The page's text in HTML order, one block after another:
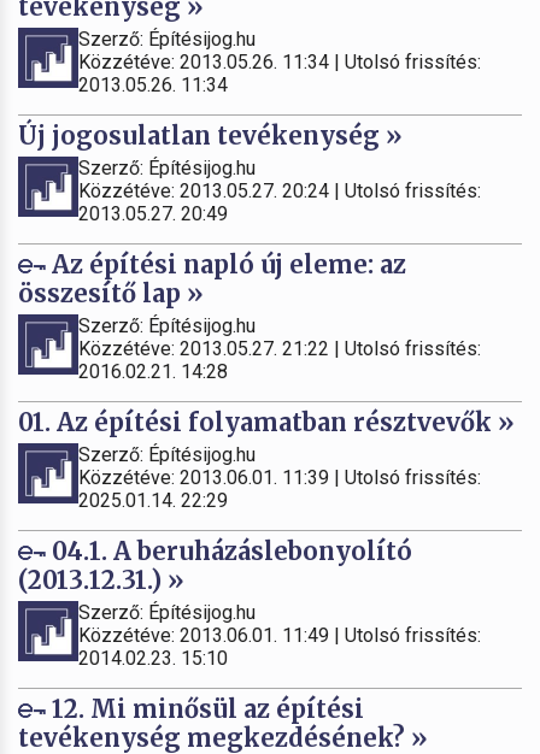
tevékenység »
Szerző: Építésijog.hu
Közzétéve: 2013.05.26. 11:34 | Utolsó frissítés:
2013.05.26. 11:34
Új jogosulatlan tevékenység »
Szerző: Építésijog.hu
Közzétéve: 2013.05.27. 20:24 | Utolsó frissítés:
2013.05.27. 20:49
Az építési napló új eleme: az
összesítő lap »
Szerző: Építésijog.hu
Közzétéve: 2013.05.27. 21:22 | Utolsó frissítés:
2016.02.21. 14:28
01. Az építési folyamatban résztvevők »
Szerző: Építésijog.hu
Közzétéve: 2013.06.01. 11:39 | Utolsó frissítés:
2025.01.14. 22:29
04.1. A beruházáslebonyolító
(2013.12.31.) »
Szerző: Építésijog.hu
Közzétéve: 2013.06.01. 11:49 | Utolsó frissítés:
2014.02.23. 15:10
12. Mi minősül az építési
tevékenység megkezdésének? »